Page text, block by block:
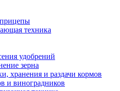
техника
удобрений
зерна
хранения и раздачи кормов
и виноградников